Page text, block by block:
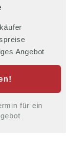
Angebot
für ein